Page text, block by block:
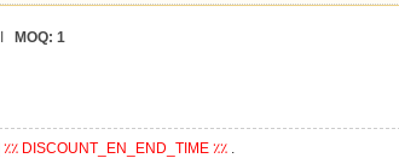
MOQ: 1
٪٪ DISCOUNT_EN_END_TIME ٪٪ .